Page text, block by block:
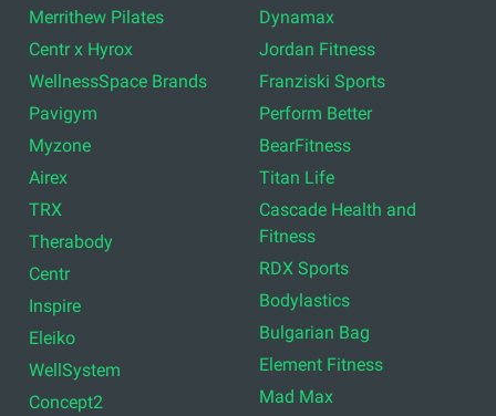
Merrithew Pilates
Centr x Hyrox
WellnessSpace Brands
Pavigym
Myzone
Airex
TRX
Therabody
Centr
Inspire
Eleiko
WellSystem
Concept2
Dynamax
Jordan Fitness
Franziski Sports
Perform Better
BearFitness
Titan Life
Cascade Health and
Fitness
RDX Sports
Bodylastics
Bulgarian Bag
Element Fitness
Mad Max